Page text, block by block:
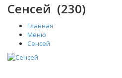
Сенсей (230)
Главная
Меню
Сенсей